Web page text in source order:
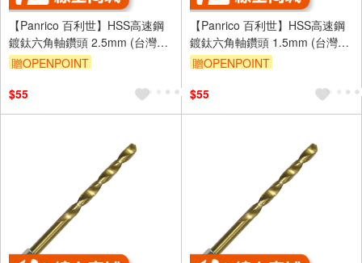
【Panrico 百利世】HSS高速鋼
鍍鈦六角軸鑽頭 2.5mm (台灣製
造)
贈OPENPOINT
$55
【Panrico 百利世】HSS高速鋼
鍍鈦六角軸鑽頭 1.5mm (台灣製
造)
贈OPENPOINT
$55